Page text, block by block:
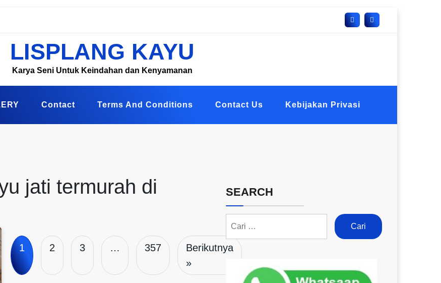
LISPLANG KAYU
Karya Seni Untuk Keindahan dan Kenyamanan
Contact Terms And Conditions Contact Us Kebijakan Privasi
jati termurah di
1 2 3 … 357
Berikutnya
»
SEARCH